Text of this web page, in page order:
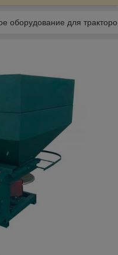
оборудование для